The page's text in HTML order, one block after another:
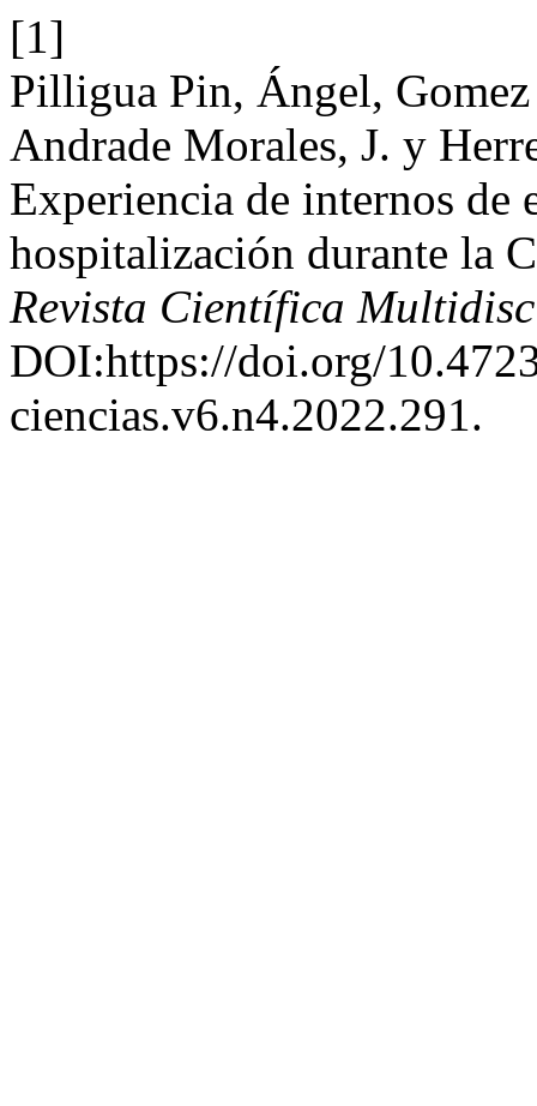
[1]
Pilligua Pin, Ángel,
Andrade Morales, J. y
Experiencia de internos de
hospitalización durante la
Revista Científica
DOI:https://doi.org/
ciencias.v6.n4.2022.291.